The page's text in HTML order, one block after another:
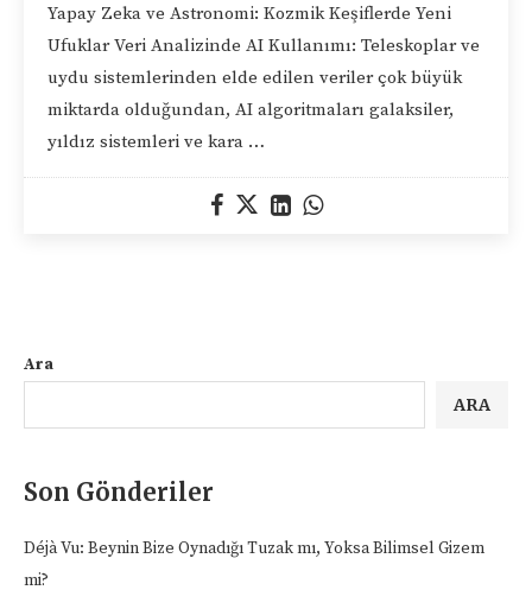
Yapay Zeka ve Astronomi: Kozmik Keşiflerde Yeni
Ufuklar Veri Analizinde AI Kullanımı: Teleskoplar ve
uydu sistemlerinden elde edilen veriler çok büyük
miktarda olduğundan, AI algoritmaları galaksiler,
yıldız sistemleri ve kara …
Ara
ARA
Son Gönderiler
Déjà Vu: Beynin Bize Oynadığı Tuzak mı, Yoksa Bilimsel Gizem
mi?